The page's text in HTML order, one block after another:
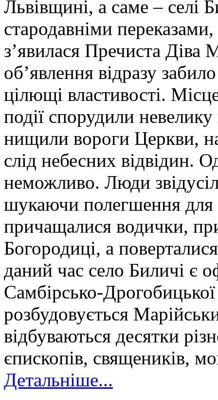
Львівщині, а саме – селі
стародавніми
з’явилася Пречиста Діва
об’явлення відразу
цілющі властивості.
події спорудили
нищили вороги Церкви,
слід небесних відвідин.
неможливо. Люди
шукаючи полегшення для
причащалися водички,
Богородиці, а
даний час село Биличі є
Самбірсько-
розбудовується
відбуваються десятки
єпископів, священиків,
Детальніше...